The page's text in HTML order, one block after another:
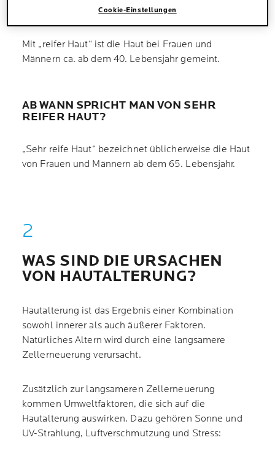
WAS BEDEUTET REIFE HAUT?
Mit „reifer Haut“ ist die Haut bei Frauen und
Männern ca. ab dem 40. Lebensjahr gemeint.
AB WANN SPRICHT MAN VON SEHR
REIFER HAUT?
„Sehr reife Haut“ bezeichnet üblicherweise die Haut
von Frauen und Männern ab dem 65. Lebensjahr.
WAS SIND DIE URSACHEN
VON HAUTALTERUNG?
Hautalterung ist das Ergebnis einer Kombination
sowohl innerer als auch äußerer Faktoren.
Natürliches Altern wird durch eine langsamere
Zellerneuerung verursacht.
Zusätzlich zur langsameren Zellerneuerung
kommen Umweltfaktoren, die sich auf die
Hautalterung auswirken. Dazu gehören Sonne und
UV-Strahlung, Luftverschmutzung und Stress:
Cookie-Einstellungen